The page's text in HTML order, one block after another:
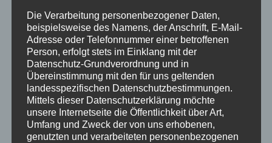
Hilfe Ausbildung genossen. Diese wird im laufenden
Dienstbetrieb ständig durch Mitglieder mit einer
abgeschlossenen Berufsausbildung zum Notfallsanitäter /
Notfallsanitäterin vertieft und auf dem neusten medizinischen
Stand gehalten.
Auch wenn die FF Alsterdorf primär nicht in die medizinische
Notfallrettung eingebunden ist, ist es jedem Mitglied möglich
im Falle eines medizinischen Notfalls eine qualifizierte
Die Verarbeitung personenbezogener Daten,
beispielsweise des Namens, der Anschrift, E-Mail-
Adresse oder Telefonnummer einer betroffenen
Person, erfolgt stets im Einklang mit der
Datenschutz-Grundverordnung und in
Übereinstimmung mit den für uns geltenden
landesspezifischen Datenschutzbestimmungen.
Mittels dieser Datenschutzerklärung möchte
unsere Internetseite die Öffentlichkeit über Art,
Umfang und Zweck der von uns erhobenen,
genutzten und verarbeiteten personenbezogenen